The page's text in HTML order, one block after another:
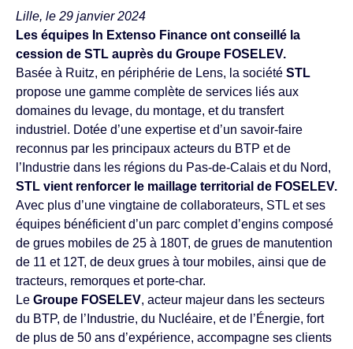
Lille, le 29 janvier 2024
Les équipes In Extenso Finance ont conseillé la
cession de STL auprès du Groupe FOSELEV.
Basée à Ruitz, en périphérie de Lens, la société STL
propose une gamme complète de services liés aux
domaines du levage, du montage, et du transfert
industriel. Dotée d’une expertise et d’un savoir-faire
reconnus par les principaux acteurs du BTP et de
l’Industrie dans les régions du Pas-de-Calais et du Nord,
STL vient renforcer le maillage territorial de FOSELEV.
Avec plus d’une vingtaine de collaborateurs, STL et ses
équipes bénéficient d’un parc complet d’engins composé
de grues mobiles de 25 à 180T, de grues de manutention
de 11 et 12T, de deux grues à tour mobiles, ainsi que de
tracteurs, remorques et porte-char.
Le Groupe FOSELEV, acteur majeur dans les secteurs
du BTP, de l’Industrie, du Nucléaire, et de l’Énergie, fort
de plus de 50 ans d’expérience, accompagne ses clients